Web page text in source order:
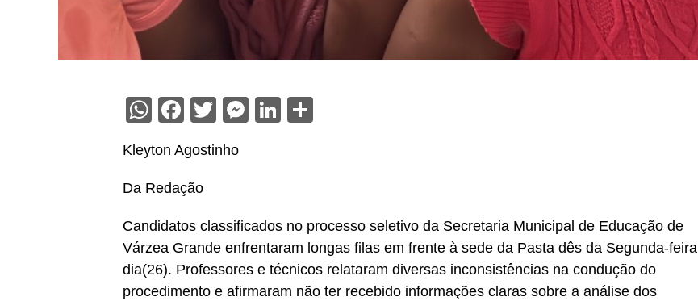
WhatsApp
Facebook
Twitter
Messenger
LinkedIn
Kleyton Agostinho
Da Redação
Candidatos classificados no processo seletivo da Secretaria Municipal de Educação de
Várzea Grande enfrentaram longas filas em frente à sede da Pasta dês da Segunda-feira
dia(26). Professores e técnicos relataram diversas inconsistências na condução do
procedimento e afirmaram não ter recebido informações claras sobre a análise dos